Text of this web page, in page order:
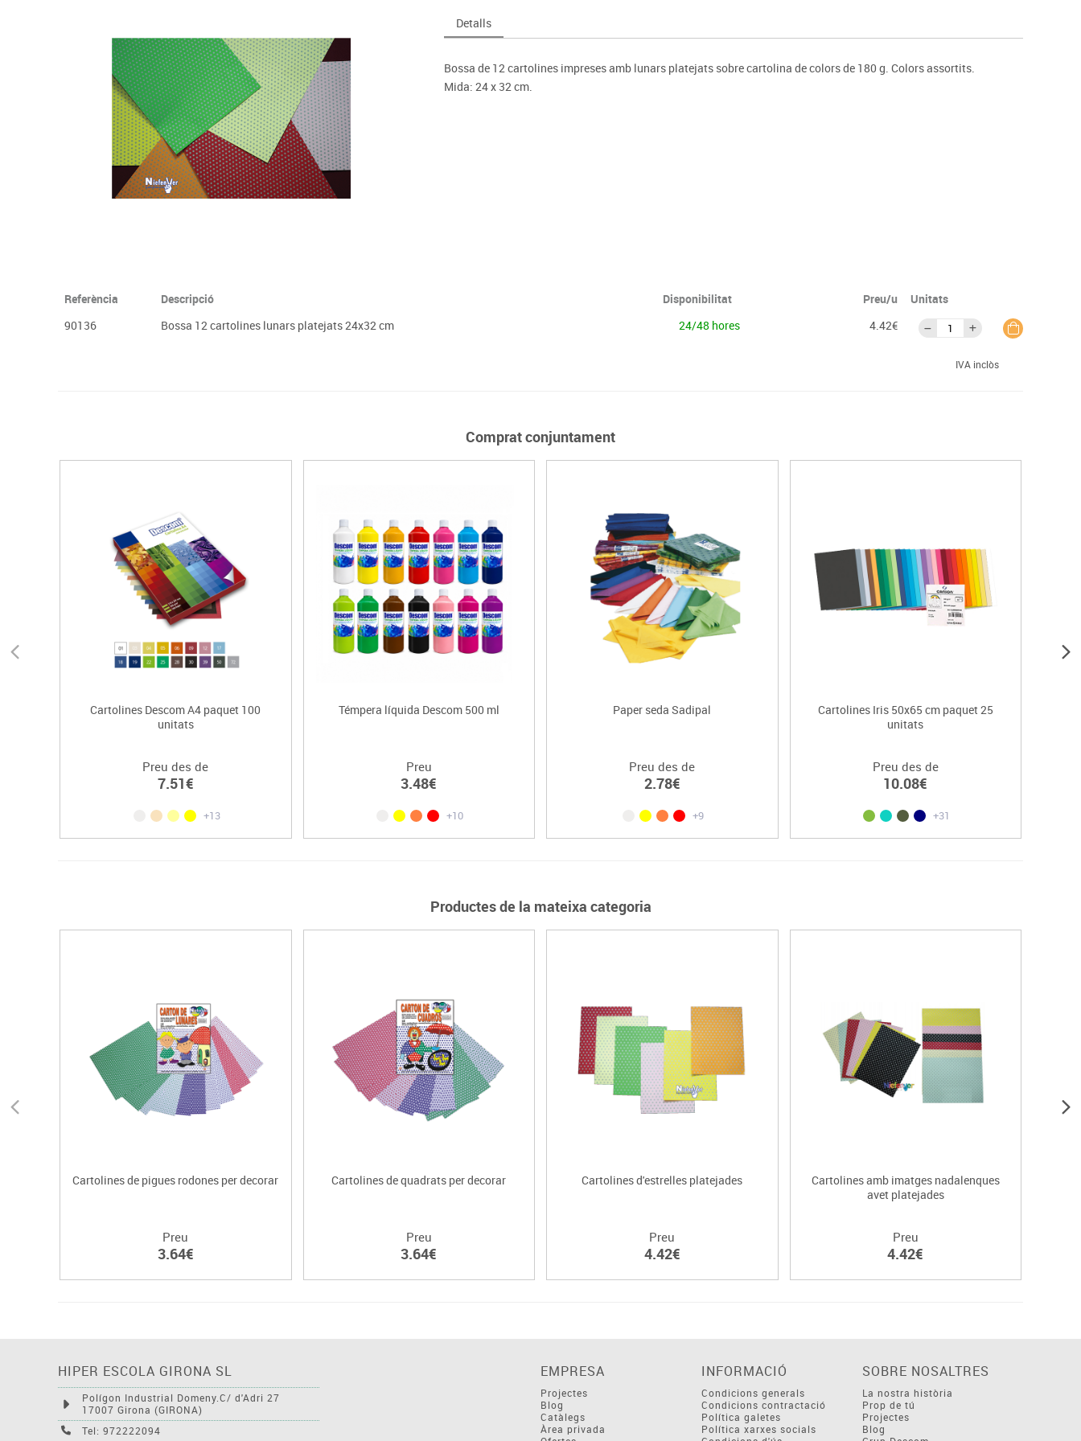
Plastificació, enquadernació i destrucció
Informàtica
Higiene
Dibuix tècnic i artístic
Material escolar
Espais exteriors
Psicomotricitat
Jocs simbòlics
Matemàtiques
Ciències
Monitors interactius
Videoprojecció
Taules escolars, abatibles i polivalents
Penjadors, prestatges i taquilles
Entrenament
Esports raqueta
Gimnàstica rítmica
Detalls
Bossa de 12 cartolines impreses amb lunars platejats sobre cartolina de colors de 180 g. Colors assortits.
Mida: 24 x 32 cm.
Referència Descripció Disponibilitat Preu/u
Unitats
90136
Bossa 12 cartolines lunars platejats 24x32 cm 24/48 hores 4.42€
IVA inclòs
Comprat conjuntament
Cartolines Descom A4 paquet 100
unitats
Preu des de
7.51€
+13
Témpera líquida Descom 500 ml
Preu
3.48€
+10
Paper seda Sadipal
Preu des de
2.78€
+9
Cartolines Iris 50x65 cm paquet 25
unitats
Preu des de
10.08€
+31
Productes de la mateixa categoria
Cartolines de pigues rodones per decorar
Preu
3.64€
Cartolines de quadrats per decorar
Preu
3.64€
Cartolines d'estrelles platejades
Preu
4.42€
Cartolines amb imatges nadalenques
avet platejades
Preu
4.42€
HIPER ESCOLA GIRONA SL
Polígon Industrial Domeny.C/ d'Adri 27
17007 Girona (GIRONA)
Tel: 972222094
EMPRESA
Projectes
Blog
Catàlegs
Àrea privada
INFORMACIÓ
Condicions generals
Condicions contractació
Política galetes
Política xarxes socials
SOBRE NOSALTRES
La nostra història
Prop de tú
Projectes
Blog